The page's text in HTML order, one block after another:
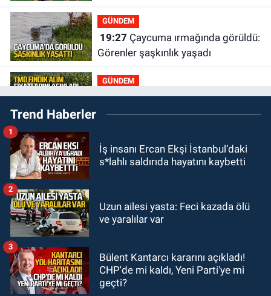
rakipler...
GÜNDEM
19:27
Görenler şaşkınlık yaşadı
GÜNDEM
19:12TMO kabuklu fındık alım
fiyatlarını açıkladı
18:52Zonguldak'ta pitbul köpek
anne ve çocuğuna saldırdı: Tedavi
18:44Zonguldak'ta araç yayaya
GÜNDEM
18:32İşçi lideri Şemsi Denizer
kabri başında anıldı
Trend Haberler
İş insanı Ercan Ekşi İstanbul’daki
s*lahlı saldırıda hayatını kaybetti
1
Uzun ailesi yasta: Feci kazada ölü
ve yaralılar var
2
Bülent Kantarcı kararını açıkladı!
CHP'de mi kaldı, Yeni Parti'ye mi
geçti?
3